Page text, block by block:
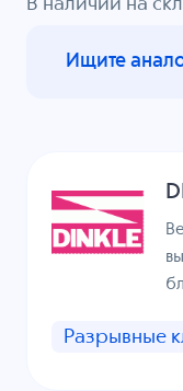
В наличии на
Ищите
Разрывные